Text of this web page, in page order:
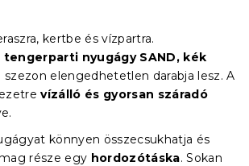
kertbe és vízpartra.
nyugágy SAND, kék
szezon elengedhetetlen darabja lesz. A
vízálló és gyorsan száradó
könnyen összecsukhatja és
része egy hordozótáska. Sokan